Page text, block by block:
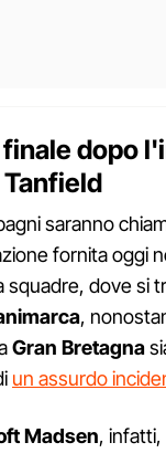
finale dopo
saranno
fornita oggi
squadre, dove si
,
Gran Bretagna
un assurdo
Madsen,